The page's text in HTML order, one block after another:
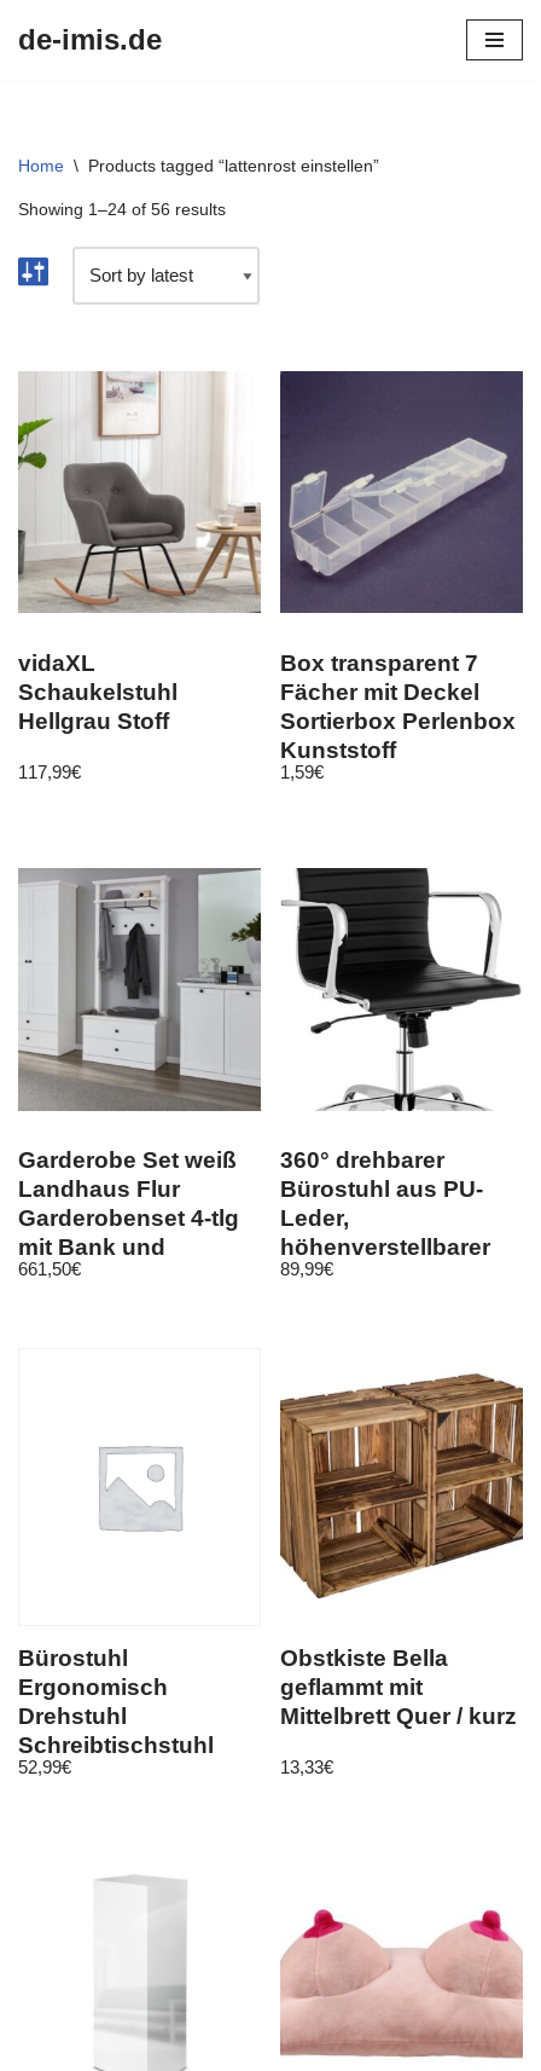
de-imis.de
Home \ Products tagged “lattenrost einstellen”
Showing 1–24 of 56 results
vidaXL
Schaukelstuhl
Hellgrau Stoff
117,99€
Box transparent 7
Fächer mit Deckel
Sortierbox Perlenbox
Kunststoff
15×3,3×1,8cm
1,59€
Garderobe Set weiß
Landhaus Flur
Garderobenset 4-tlg
mit Bank und
Schuhschrank Baxter
661,50€
360° drehbarer
Bürostuhl aus PU-
Leder,
höhenverstellbarer
Schreibtischstuhl
89,99€
Bürostuhl
Ergonomisch
Drehstuhl
Schreibtischstuhl
Höhenverstellbar
52,99€
Obstkiste Bella
geflammt mit
Mittelbrett Quer / kurz
13,33€